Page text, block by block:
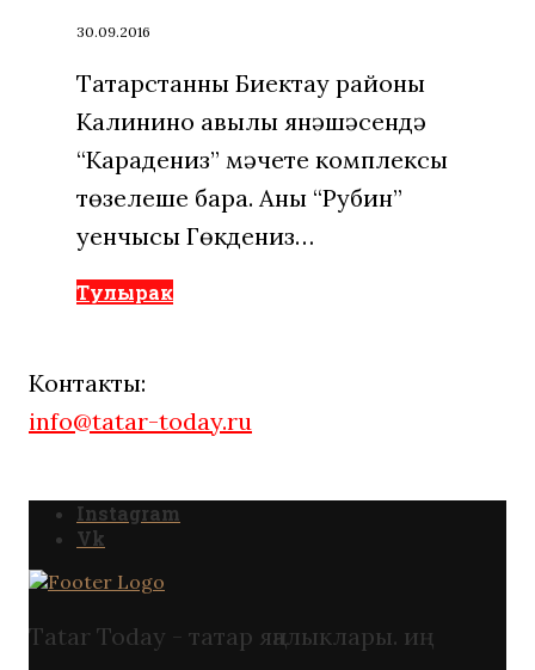
30.09.2016
Татарстанның Биектау районы
Калинино авылы янәшәсендә
“Карадениз” мәчете комплексы
төзелеше бара. Аны “Рубин”
уенчысы Гөкдениз…
Тулырак
Контакты:
info@tatar-today.ru
Instagram
Vk
Tatar Today - татар яңалыклары. иң